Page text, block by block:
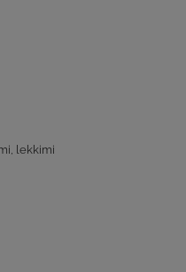
lekkimi